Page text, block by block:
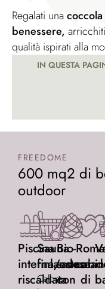
Regalati unacoccola
benessere,
qualità ispirati alla
IN QUESTA
FREEDOME
600 mq2 di
outdoor
Piscina
interna/esterna
riscaldata
Sauna
finlandese
Calore
Bio-
sauna
con di